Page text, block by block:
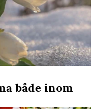
både inom